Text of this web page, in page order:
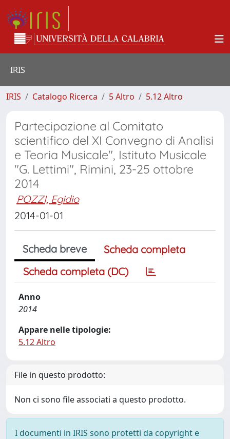
IRIS
IRIS Catalogo Ricerca 5 Altro 5.12 Altro
Partecipazione al Comitato
scientifico del XI Convegno di Analisi
e Teoria Musicale", Istituto Musicale
"G. Lettimi", Rimini, 23-25 ottobre
2014
POZZI, Egidio
2014-01-01
Scheda breve
Scheda completa
Scheda completa (DC)
Anno
2014
Appare nelle tipologie:
5.12 Altro
File in questo prodotto:
Non ci sono file associati a questo prodotto.
I documenti in IRIS sono protetti da copyright e